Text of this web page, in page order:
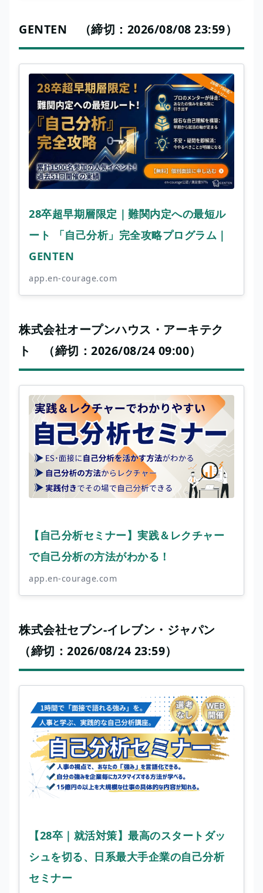
GENTEN （締切：2026/08/08 23:59）
28卒超早期層限定｜難関内定への最短ル
ート 「自己分析」完全攻略プログラム｜
GENTEN
app.en-courage.com
株式会社オープンハウス・アーキテク
ト （締切：2026/08/24 09:00）
【自己分析セミナー】実践＆レクチャー
で自己分析の方法がわかる！
app.en-courage.com
株式会社セブン-イレブン・ジャパン
（締切：2026/08/24 23:59）
【28卒｜就活対策】最高のスタートダッ
シュを切る、日系最大手企業の自己分析
セミナー